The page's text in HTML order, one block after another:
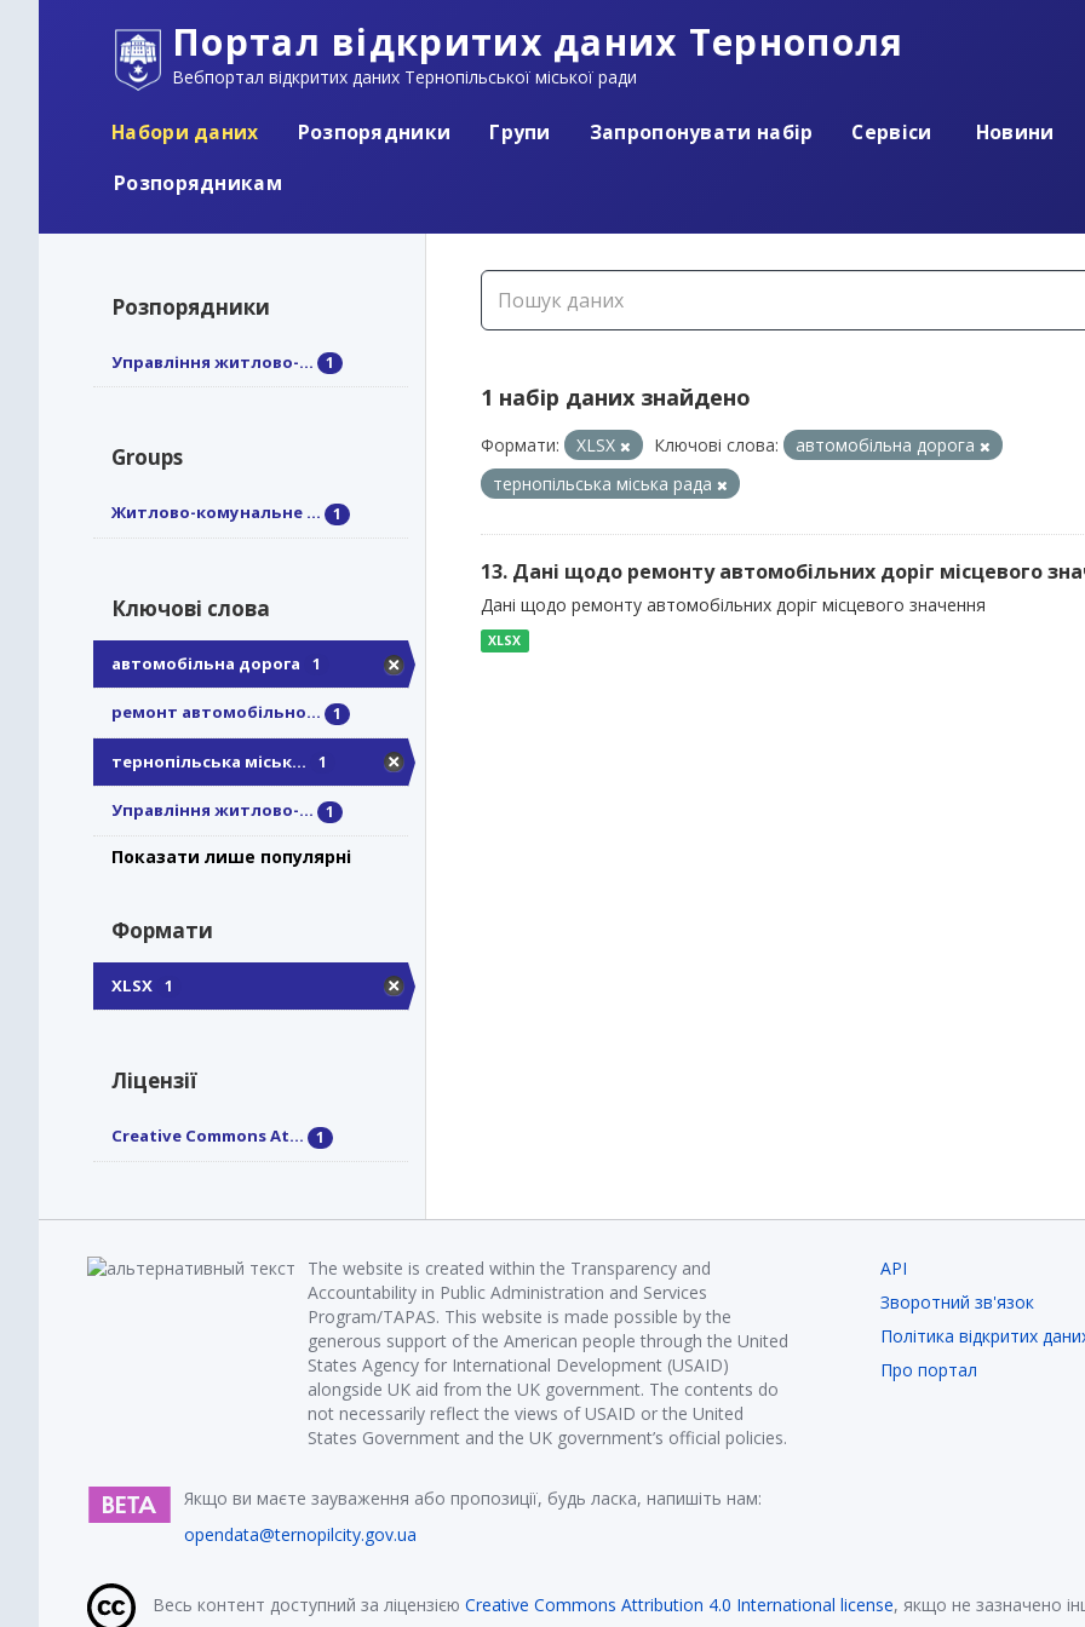
Портал відкритих даних Тернополя
Вебпортал відкритих даних Тернопільської міської ради
Набори даних Розпорядники Групи Запропонувати набір Сервіси Новини
Розпорядникам
Розпорядники
Управління житлово-... 1
Groups
Житлово-комунальне ... 1
Ключові слова
автомобільна дорога 1
ремонт автомобільно... 1
тернопільська міськ... 1
Управління житлово-... 1
Показати лише популярні
Формати
XLSX 1
Ліцензії
Creative Commons At... 1
1 набір даних знайдено
Формати: XLSX Ключові слова:
автомобільна дорога
тернопільська міська рада
13. Дані щодо ремонту автомобільних доріг місцевого
Дані щодо ремонту автомобільних доріг місцевого значення
XLSX
The website is created within the Transparency and
Accountability in Public Administration and Services
Program/TAPAS. This website is made possible by the
generous support of the American people through the United
States Agency for International Development (USAID)
alongside UK aid from the UK government. The contents do
not necessarily reflect the views of USAID or the United
States Government and the UK government’s official policies.
Якщо ви маєте зауваження або пропозиції, будь ласка, напишіть нам:
opendata@ternopilcity.gov.ua
API
Зворотний зв'язок
Політика відкритих
Про портал
Весь контент доступний за ліцензією Creative Commons Attribution 4.0 International license, якщо не зазначено